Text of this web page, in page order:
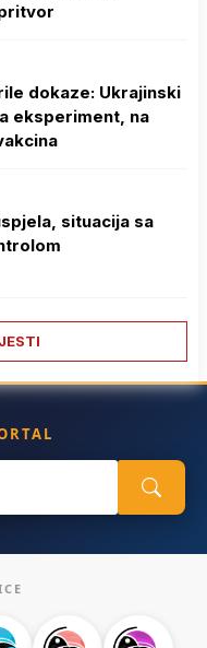
dokaze: Ukrajinski
eksperiment, na
situacija sa